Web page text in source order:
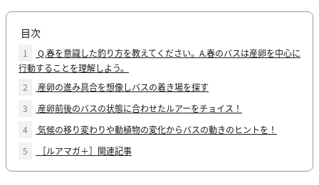
目次
1
Q.春を意識した釣り方を教えてください。A.春のバスは産卵を中心に
行動することを理解しよう。
2
産卵の進み具合を想像しバスの着き場を探す
3
産卵前後のバスの状態に合わせたルアーをチョイス！
4
気候の移り変わりや動植物の変化からバスの動きのヒントを！
5
［ルアマガ＋］関連記事